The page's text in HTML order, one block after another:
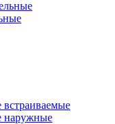
наружные